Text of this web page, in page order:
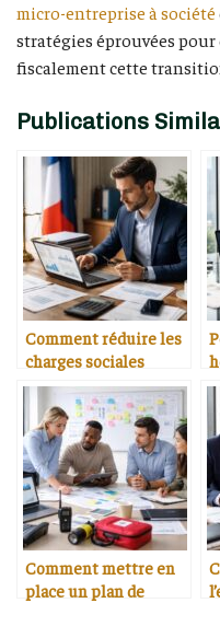
micro-entreprise à société
stratégies éprouvées
fiscalement cette
Publications
Comment réduire les
charges sociales
légalement en France
Comment mettre en
place un plan de